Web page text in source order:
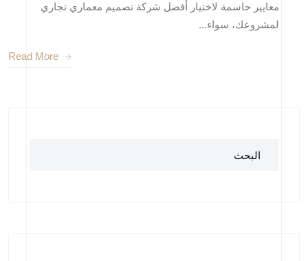
معايير حاسمة لاختيار أفضل شركة تصميم معماري تجاري
لمشروعك، سواء...
Read More
البحث